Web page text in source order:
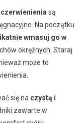
są
Na początku
wmasuj go w
okrężnych. Staraj
może to
się na czystą i
zawarte w